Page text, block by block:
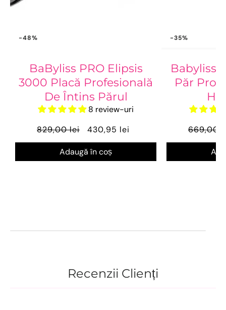
-48%
BaByliss PRO Elipsis
3000 Placă Profesională
De Întins Părul
8 review-uri
829,00 lei
430,95 lei
Adaugă în coș
-35%
Babyliss
Păr
669,00
Recenzii Clienți